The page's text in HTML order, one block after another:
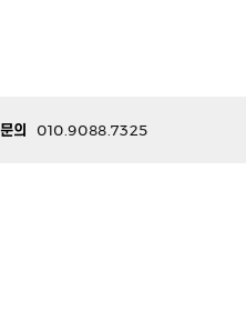
의 010.9088.7325